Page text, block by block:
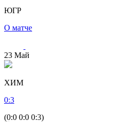
ЮГР
О матче
23 Май
ХИМ
0:3
(0:0 0:0 0:3)